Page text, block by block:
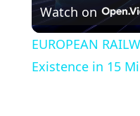
Watch on
EUROPEAN
Existence in 15